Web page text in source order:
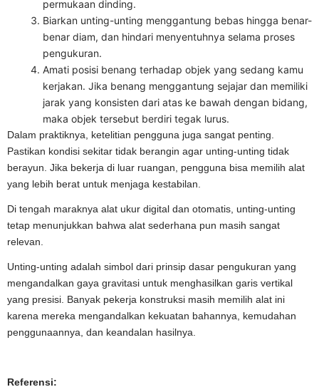
permukaan dinding.
Biarkan unting-unting menggantung bebas hingga benar-
benar diam, dan hindari menyentuhnya selama proses
pengukuran.
Amati posisi benang terhadap objek yang sedang kamu
kerjakan. Jika benang menggantung sejajar dan memiliki
jarak yang konsisten dari atas ke bawah dengan bidang,
maka objek tersebut berdiri tegak lurus.
Dalam praktiknya, ketelitian pengguna juga sangat penting.
Pastikan kondisi sekitar tidak berangin agar unting-unting tidak
berayun. Jika bekerja di luar ruangan, pengguna bisa memilih alat
yang lebih berat untuk menjaga kestabilan.
Di tengah maraknya alat ukur digital dan otomatis, unting-unting
tetap menunjukkan bahwa alat sederhana pun masih sangat
relevan.
Unting-unting adalah simbol dari prinsip dasar pengukuran yang
mengandalkan gaya gravitasi untuk menghasilkan garis vertikal
yang presisi. Banyak pekerja konstruksi masih memilih alat ini
karena mereka mengandalkan kekuatan bahannya, kemudahan
penggunaannya, dan keandalan hasilnya.
Referensi: